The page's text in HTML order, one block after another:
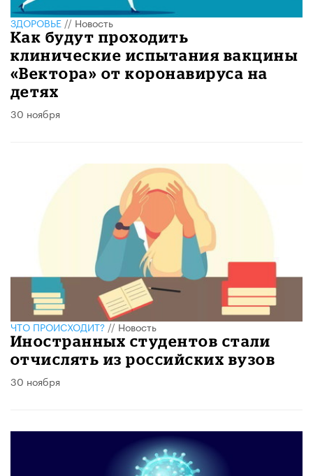
ЗДОРОВЬЕ//Новость
Как будут проходить
клинические испытания вакцины
«Вектора» от коронавируса на
детях
30 ноября
ЧТО ПРОИСХОДИТ?//Новость
Иностранных студентов стали
отчислять из российских вузов
30 ноября